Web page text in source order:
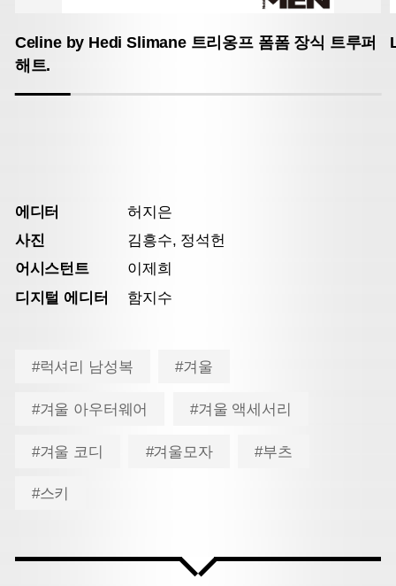
Celine by Hedi Slimane 트리옹프 폼폼 장식 트루퍼
해트.
에디터
허지은
사진
김흥수, 정석헌
어시스턴트
이제희
디지털 에디터
함지수
#럭셔리 남성복 #겨울
#겨울 아우터웨어 #겨울 액세서리
#겨울 코디 #겨울모자 #부츠
#스키